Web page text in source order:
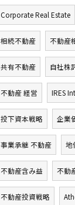
Corporate Real Estate
相続不動産 不動産
共有不動産 自社株
不動産 経営 IRES
投下資本戦略 企業
事業承継 不動産 地
不動産含み益 不動
不動産投資戦略